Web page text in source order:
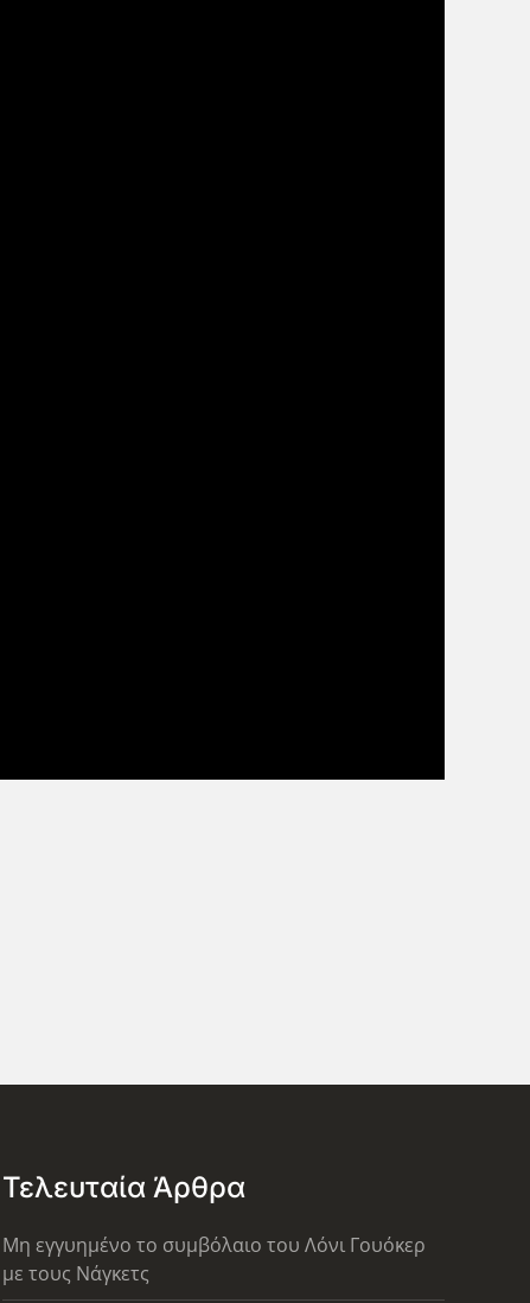
Τελευταία Άρθρα
Μη εγγυημένο το συμβόλαιο του Λόνι Γουόκερ
με τους Νάγκετς